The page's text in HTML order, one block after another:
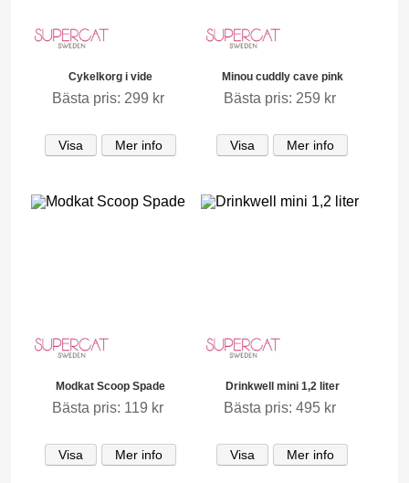
Cykelkorg i vide
Bästa pris: 299 kr
Visa Mer info
Minou cuddly cave pink
Bästa pris: 259 kr
Visa Mer info
Modkat Scoop Spade
Bästa pris: 119 kr
Visa Mer info
Drinkwell mini 1,2 liter
Bästa pris: 495 kr
Visa Mer info